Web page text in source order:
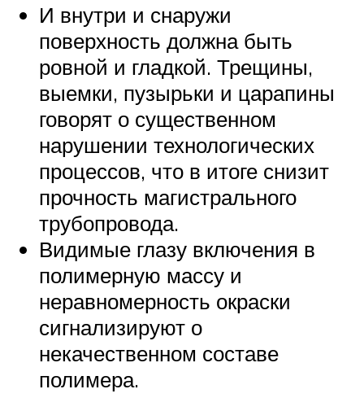
И внутри и снаружи
поверхность должна быть
ровной и гладкой. Трещины,
выемки, пузырьки и царапины
говорят о существенном
нарушении технологических
процессов, что в итоге снизит
прочность магистрального
трубопровода.
Видимые глазу включения в
полимерную массу и
неравномерность окраски
сигнализируют о
некачественном составе
полимера.